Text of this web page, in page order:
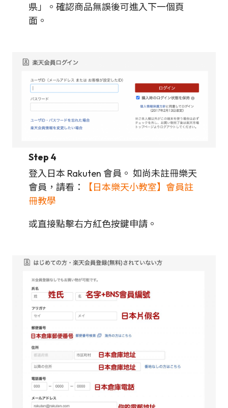
県」。確認商品無誤後可進入下一個頁
面。
Step 4
登入日本 Rakuten 會員。 如尚未註冊樂天
會員，請看：
【日本樂天小教室】會員註
冊教學
或直接點擊右方紅色按鍵申請。